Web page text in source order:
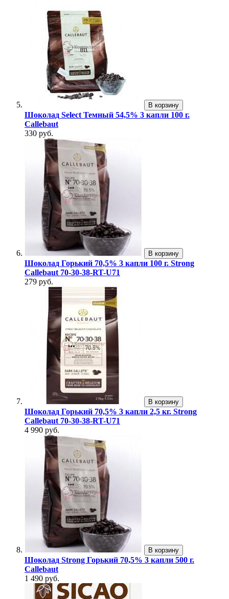
В корзину
Шоколад Select Темный 54,5% 3 капли 100 г.
Callebaut
330 руб.
В корзину
Шоколад Горький 70,5% 3 капли 100 г. Strong
Callebaut 70-30-38-RT-U71
279 руб.
В корзину
Шоколад Горький 70,5% 3 капли 2,5 кг. Strong
Callebaut 70-30-38-RT-U71
4 990 руб.
В корзину
Шоколад Strong Горький 70,5% 3 капли 500 г.
Callebaut
1 490 руб.